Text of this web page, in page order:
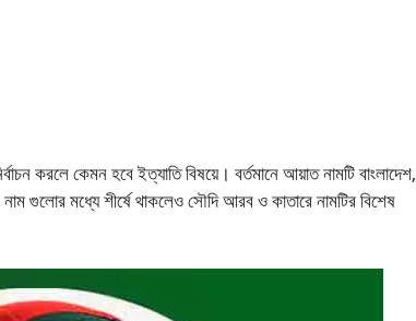
করলে কেমন হবে ইত্যাতি বিষয়ে। বর্তমানে আয়াত নামটি বাংলাদেশ,
গুলাের মধ্যে শীর্ষে থাকলেও সৌদি আরব ও কাতারে নামটির বিশেষ